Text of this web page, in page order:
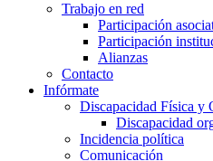
Trabajo en red
Participación
Participación
Alianzas
Contacto
Infórmate
Discapacidad Física y
Discapacidad
Incidencia política
Comunicación